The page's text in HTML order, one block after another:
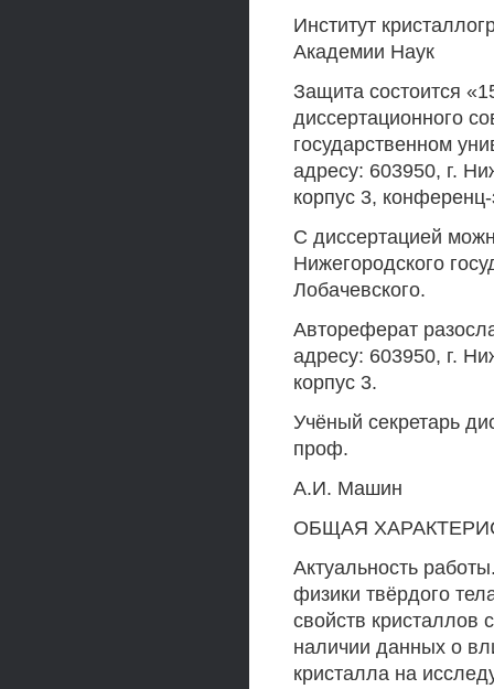
Институт
Академии Наук
Защита состоится
диссертационного
государственном
адресу: 603950, г.
корпус 3,
С диссертацией
Нижегородского
Лобачевского.
Автореферат
адресу: 603950, г.
корпус 3.
Учёный секретарь
проф.
А.И. Машин
ОБЩАЯ
Актуальность
физики твёрдого
свойств кристаллов
наличии данных о
кристалла на